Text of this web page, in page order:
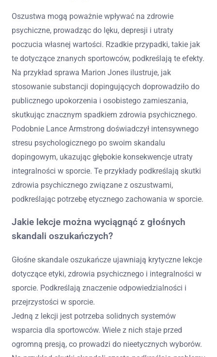
Oszustwa mogą poważnie wpływać na zdrowie
psychiczne, prowadząc do lęku, depresji i utraty
poczucia własnej wartości. Rzadkie przypadki, takie jak
te dotyczące znanych sportowców, podkreślają te efekty.
Na przykład sprawa Marion Jones ilustruje, jak
stosowanie substancji dopingujących doprowadziło do
publicznego upokorzenia i osobistego zamieszania,
skutkując znacznym spadkiem zdrowia psychicznego.
Podobnie Lance Armstrong doświadczył intensywnego
stresu psychologicznego po swoim skandalu
dopingowym, ukazując głębokie konsekwencje utraty
integralności w sporcie. Te przykłady podkreślają skutki
zdrowia psychicznego związane z oszustwami,
podkreślając potrzebę etycznego zachowania w sporcie.
Jakie lekcje można wyciągnąć z głośnych
skandali oszukańczych?
Głośne skandale oszukańcze ujawniają krytyczne lekcje
dotyczące etyki, zdrowia psychicznego i integralności w
sporcie. Podkreślają znaczenie odpowiedzialności i
przejrzystości w sporcie.
Jedną z lekcji jest potrzeba solidnych systemów
wsparcia dla sportowców. Wiele z nich staje przed
ogromną presją, co prowadzi do nieetycznych wyborów.